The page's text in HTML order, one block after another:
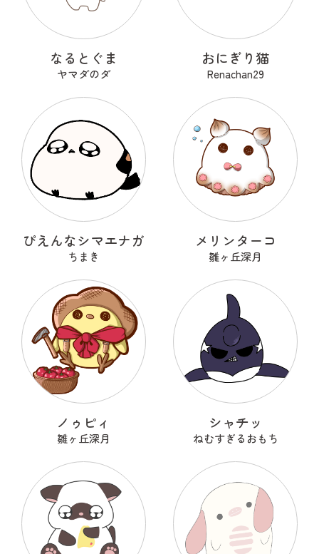
なるとぐま
ヤマダのダ
おにぎり猫
Renachan29
ぴえんなシマエナガ
ちまき
メリンターコ
雛ヶ丘深月
ノゥピィ
雛ヶ丘深月
シャチッ
ねむすぎるおもち